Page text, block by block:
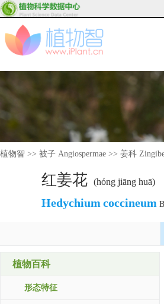
植物智 >> 被子 Angiospermae >> 姜科
红姜花 (hóng jiāng huā)
Hedychium coccineum
植物百科
形态特征